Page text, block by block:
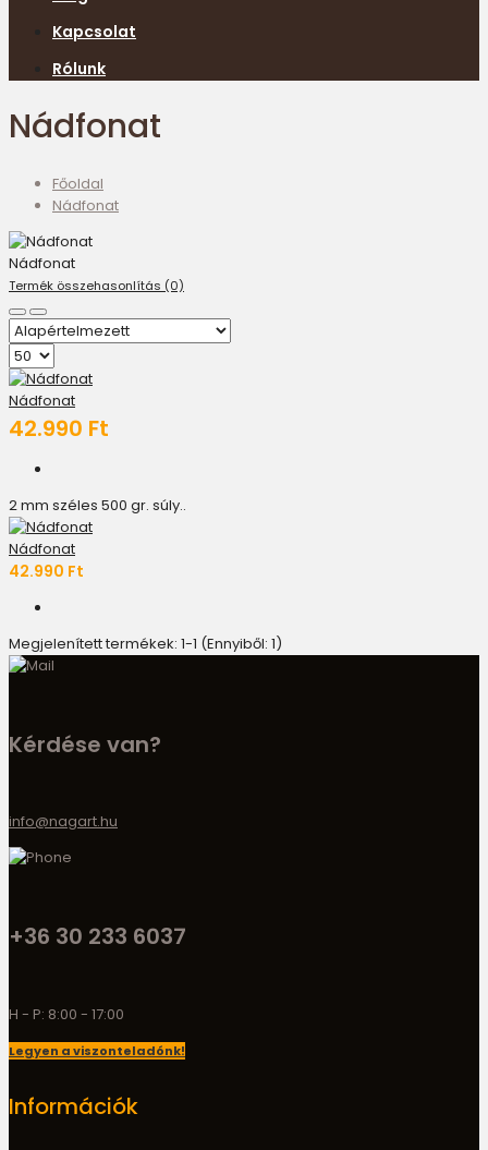
Kapcsolat
Rólunk
Nádfonat
Főoldal
Nádfonat
Nádfonat
Termék összehasonlítás (0)
Nádfonat
42.990 Ft
2 mm széles 500 gr. súly..
Nádfonat
42.990 Ft
Megjelenített termékek: 1-1 (Ennyiből: 1)
Kérdése van?
info@nagart.hu
+36 30 233 6037
H - P: 8:00 - 17:00
Legyen a viszonteladónk!
Információk